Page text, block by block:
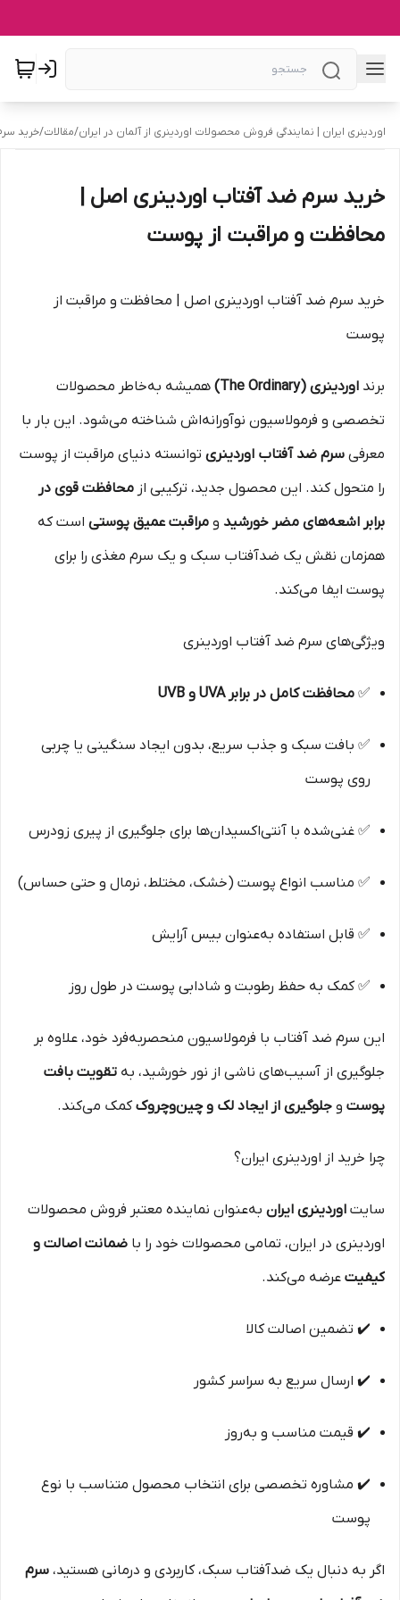
اوردینری ایران | نمایندگی فروش محصولات اوردینری از آلمان در ایران/مقالات/خرید
خرید سرم ضد آفتاب اوردینری اصل |
محافظت و مراقبت از پوست
خرید سرم ضد آفتاب اوردینری اصل | محافظت و مراقبت از
پوست
برند اوردینری (The Ordinary)
همیشه به‌خاطر محصولات
تخصصی و فرمولاسیون نوآورانه‌اش شناخته می‌شود. این بار با
معرفی سرم ضد آفتاب اوردینری توانسته دنیای مراقبت از پوست
را متحول کند. این محصول جدید، ترکیبی از محافظت قوی در
برابر اشعه‌های مضر خورشید و مراقبت عمیق پوستی است که
همزمان نقش یک ضدآفتاب سبک و یک سرم مغذی را برای
پوست ایفا می‌کند.
ویژگی‌های سرم ضد آفتاب اوردینری
✅ محافظت کامل در برابر UVA و UVB
✅ بافت سبک و جذب سریع، بدون ایجاد سنگینی یا چربی
روی پوست
✅ غنی‌شده با آنتی‌اکسیدان‌ها برای جلوگیری از پیری زودرس
✅ مناسب انواع پوست (خشک، مختلط، نرمال و حتی حساس)
✅ قابل استفاده به‌عنوان بیس آرایش
✅ کمک به حفظ رطوبت و شادابی پوست در طول روز
این سرم ضد آفتاب با فرمولاسیون منحصر‌به‌فرد خود، علاوه بر
جلوگیری از آسیب‌های ناشی از نور خورشید، به تقویت بافت
پوست و جلوگیری از ایجاد لک و چین‌وچروککمک می‌کند.
چرا خرید از اوردینری ایران؟
سایت اوردینری ایران به‌عنوان نماینده معتبر فروش محصولات
اوردینری در ایران، تمامی محصولات خود را با ضمانت اصالت و
کیفیت عرضه می‌کند.
✔️ تضمین اصالت کالا
✔️ ارسال سریع به سراسر کشور
✔️ قیمت مناسب و به‌روز
✔️ مشاوره تخصصی برای انتخاب محصول متناسب با نوع
پوست
اگر به دنبال یک ضدآفتاب سبک، کاربردی و درمانی هستید، سرم